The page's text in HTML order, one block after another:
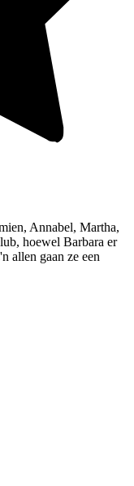
Annabel, Martha,
hoewel Barbara er
allen gaan ze een